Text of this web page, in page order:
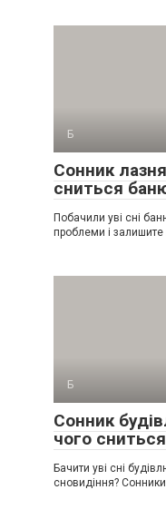
Б
Сонник
сниться
Побачили уві сні
проблеми і залишите
Б
Сонник
чого
Бачити уві сні
сновидіння?